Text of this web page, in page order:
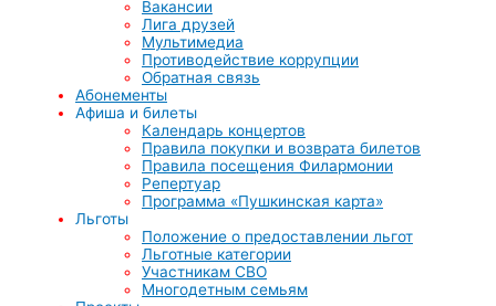
Вакансии
Лига друзей
Мультимедиа
Противодействие коррупции
Обратная связь
Абонементы
Афиша и билеты
Календарь концертов
Правила покупки и возврата билетов
Правила посещения Филармонии
Репертуар
Программа «Пушкинская карта»
Льготы
Положение о предоставлении льгот
Льготные категории
Участникам СВО
Многодетным семьям